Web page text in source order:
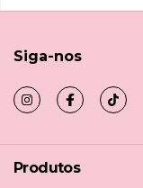
Siga-nos
Produtos